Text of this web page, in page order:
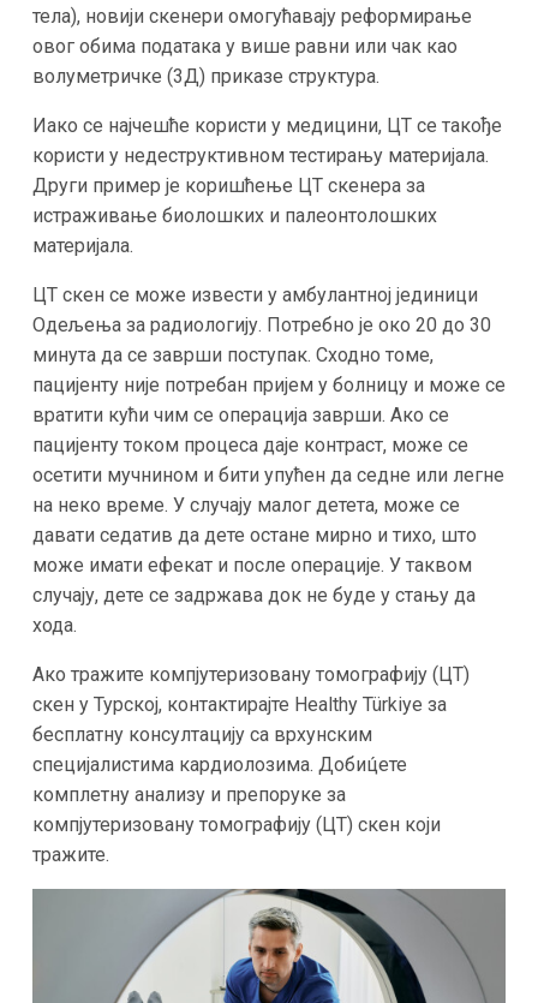
тела), новији скенери омогућавају реформирање
овог обима података у више равни или чак као
волуметричке (3Д) приказе структура.
Иако се најчешће користи у медицини, ЦТ се такође
користи у недеструктивном тестирању материјала.
Други пример је коришћење ЦТ скенера за
истраживање биолошких и палеонтолошких
материјала.
ЦТ скен се може извести у амбулантној јединици
Одељења за радиологију. Потребно је око 20 до 30
минута да се заврши поступак. Сходно томе,
пацијенту није потребан пријем у болницу и може се
вратити кући чим се операција заврши. Ако се
пацијенту током процеса даје контраст, може се
осетити мучнином и бити упућен да седне или легне
на неко време. У случају малог детета, може се
давати седатив да дете остане мирно и тихо, што
може имати ефекат и после операције. У таквом
случају, дете се задржава док не буде у стању да
хода.
Ако тражите компјутеризовану томографију (ЦТ)
скен у Турској, контактирајте Healthy Türkiye за
бесплатну консултацију са врхунским
специјалистима кардиолозима. Добиц́ете
комплетну анализу и препоруке за
компјутеризовану томографију (ЦТ) скен који
тражите.